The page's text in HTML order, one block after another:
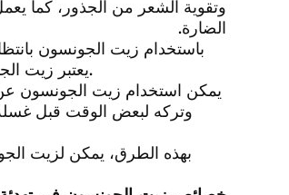
وتقوية الشعر من الجذور، كما
الضارة.
باستخدام زيت الجونسون
يعتبر زيت الجونسون مناسبًا لجميع أنواع الشعر، بما في ذلك الشعر الجاف والمتضرر والدهني.
يمكن استخدام زيت الجونسون
وتركه لبعض الوقت قبل
بهذه الطرق، يمكن لزيت